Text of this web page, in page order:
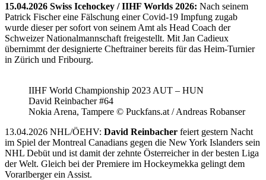
15.04.2026 Swiss Icehockey / IIHF Worlds 2026: Nach seinem
Patrick Fischer eine Fälschung einer Covid-19 Impfung zugab
wurde dieser per sofort von seinem Amt als Head Coach der
Schweizer Nationalmannschaft freigestellt. Mit Jan Cadieux
übernimmt der designierte Cheftrainer bereits für das Heim-Turnier
in Zürich und Fribourg.
IIHF World Championship 2023 AUT – HUN
David Reinbacher #64
Nokia Arena, Tampere © Puckfans.at / Andreas Robanser
13.04.2026 NHL/ÖEHV: David Reinbacher feiert gestern Nacht
im Spiel der Montreal Canadians gegen die New York Islanders sein
NHL Debüt und ist damit der zehnte Österreicher in der besten Liga
der Welt. Gleich bei der Premiere im Hockeymekka gelingt dem
Vorarlberger ein Assist.